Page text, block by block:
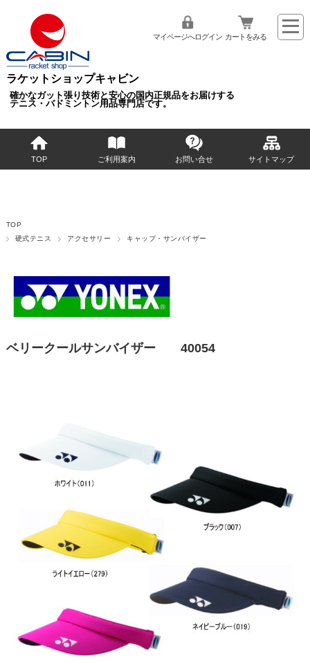
ラケットショップキャビン
確かなガット張り技術と安心の国内正規品をお届けする
テニス・バドミントン用品専門店です。
マイページへログイン カートをみる
TOP ご利用案内 お問い合せ サイトマップ
TOP
硬式テニス
アクセサリー キャップ・サンバイザー
ベリークールサンバイザー 40054